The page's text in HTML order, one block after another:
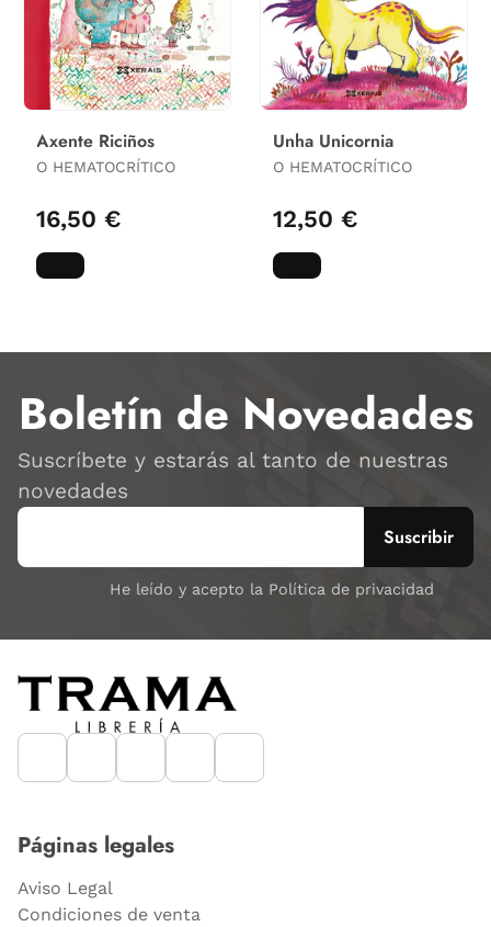
Axente Riciños
O HEMATOCRÍTICO
16,50 €
Unha Unicornia
O HEMATOCRÍTICO
12,50 €
Boletín de Novedades
Suscríbete y estarás al tanto de nuestras
novedades
He leído y acepto la Política de privacidad
Páginas legales
Aviso Legal
Condiciones de venta